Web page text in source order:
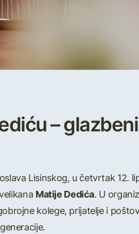
–
Lisinskog, u četvrtak 12.
Matije Dedića. U
kolege, prijatelje i